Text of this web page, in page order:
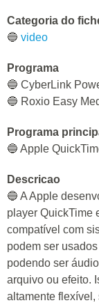
Categoria do
🔵 video
Programa
🔵 CyberLink
🔵 Roxio Easy
Programa
🔵 Apple
Descricao
🔵 A Apple
player QuickTime
compatível com
podem ser
podendo ser
arquivo ou efeito.
altamente